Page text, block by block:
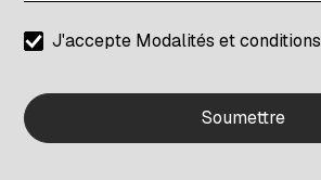
J'accepte Modalités et conditions